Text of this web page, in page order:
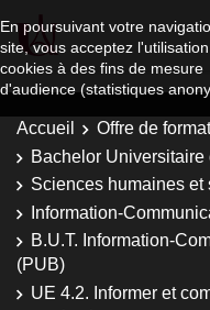
En poursuivant votre
site, vous acceptez
cookies à des fins de mesure
d'audience (statistiques
Accueil
Offre de
Bachelor Universitaire
Sciences humaines et
Information-
B.U.T. Information-
(PUB)
UE 4.2. Informer et